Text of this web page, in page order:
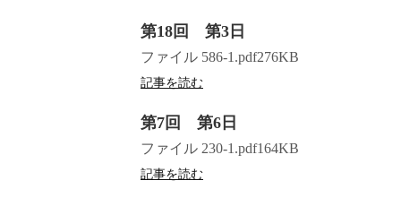
第18回 第3日
ファイル 586-1.pdf276KB
記事を読む
第7回 第6日
ファイル 230-1.pdf164KB
記事を読む